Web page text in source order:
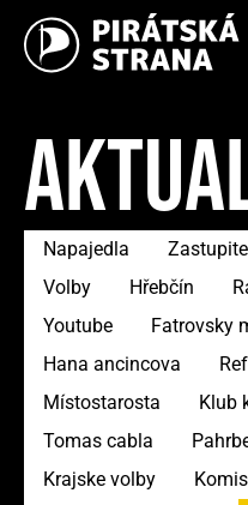
Napajedla
Volby
Hřebčín
Youtube
Fatrovsky
Hana ancincova
Místostarosta
Klub
Tomas cabla
Krajske volby